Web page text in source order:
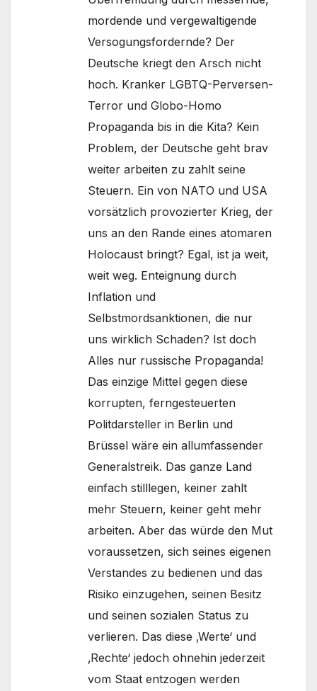
mordende und vergewaltigende
Versogungsfordernde? Der
Deutsche kriegt den Arsch nicht
hoch. Kranker LGBTQ-Perversen-
Terror und Globo-Homo
Propaganda bis in die Kita? Kein
Problem, der Deutsche geht brav
weiter arbeiten zu zahlt seine
Steuern. Ein von NATO und USA
vorsätzlich provozierter Krieg, der
uns an den Rande eines atomaren
Holocaust bringt? Egal, ist ja weit,
weit weg. Enteignung durch
Inflation und
Selbstmordsanktionen, die nur
uns wirklich Schaden? Ist doch
Alles nur russische Propaganda!
Das einzige Mittel gegen diese
korrupten, ferngesteuerten
Politdarsteller in Berlin und
Brüssel wäre ein allumfassender
Generalstreik. Das ganze Land
einfach stilllegen, keiner zahlt
mehr Steuern, keiner geht mehr
arbeiten. Aber das würde den Mut
voraussetzen, sich seines eigenen
Verstandes zu bedienen und das
Risiko einzugehen, seinen Besitz
und seinen sozialen Status zu
verlieren. Das diese ‚Werte‘ und
‚Rechte‘ jedoch ohnehin jederzeit
vom Staat entzogen werden